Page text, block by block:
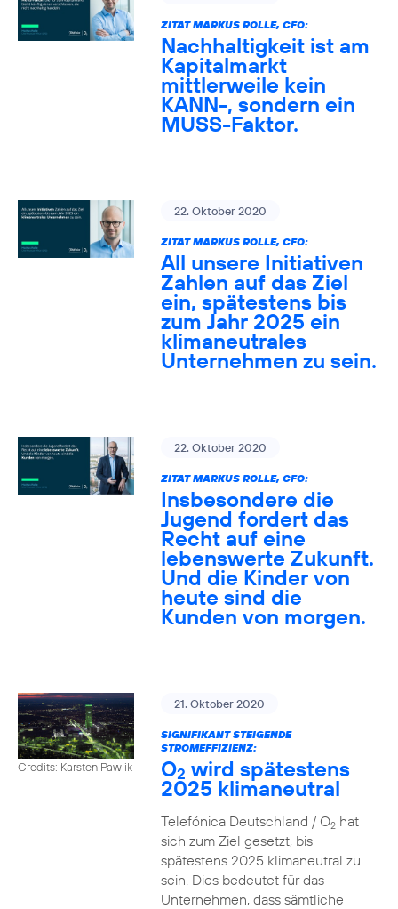
ZITAT MARKUS ROLLE, CFO:
Nachhaltigkeit ist am
Kapitalmarkt
mittlerweile kein
KANN-, sondern ein
MUSS-Faktor.
22. Oktober 2020
ZITAT MARKUS ROLLE, CFO:
All unsere Initiativen
Zahlen auf das Ziel
ein, spätestens bis
zum Jahr 2025 ein
klimaneutrales
Unternehmen zu sein.
22. Oktober 2020
ZITAT MARKUS ROLLE, CFO:
Insbesondere die
Jugend fordert das
Recht auf eine
lebenswerte Zukunft.
Und die Kinder von
heute sind die
Kunden von morgen.
Credits: Karsten Pawlik
21. Oktober 2020
SIGNIFIKANT STEIGENDE
STROMEFFIZIENZ:
O2 wird spätestens
2025 klimaneutral
Telefónica Deutschland / O2hat
sich zum Ziel gesetzt, bis
spätestens 2025 klimaneutral zu
sein. Dies bedeutet für das
Unternehmen, dass sämtliche